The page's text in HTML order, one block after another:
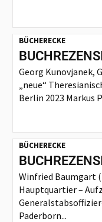
BÜCHERECKE
Georg Kunovjanek,
„neue“
Berlin 2023 Markus
BÜCHERECKE
Winfried Baumgart
Hauptquartier –
Paderborn...